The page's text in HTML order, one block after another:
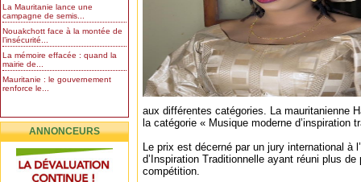
La Mauritanie lance une
campagne de semis...
Nouakchott face à la montée de
l’insécurité...
La mémoire effacée : quand la
mairie de...
Mauritanie : le gouvernement
renforce le...
ANNONCEURS
aux différentes catégories. La mauritanienne
la catégorie « Musique moderne d’inspiration
Le prix est décerné par un jury international à
d’Inspiration Traditionnelle ayant réuni plus de
compétition.